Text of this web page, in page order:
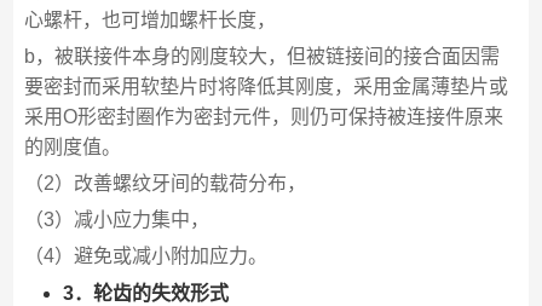
心螺杆，也可增加螺杆长度，
b，被联接件本身的刚度较大，但被链接间的接合面因需
要密封而采用软垫片时将降低其刚度，采用金属薄垫片或
采用O形密封圈作为密封元件，则仍可保持被连接件原来
的刚度值。
（2）改善螺纹牙间的载荷分布，
（3）减小应力集中，
（4）避免或减小附加应力。
3．轮齿的失效形式